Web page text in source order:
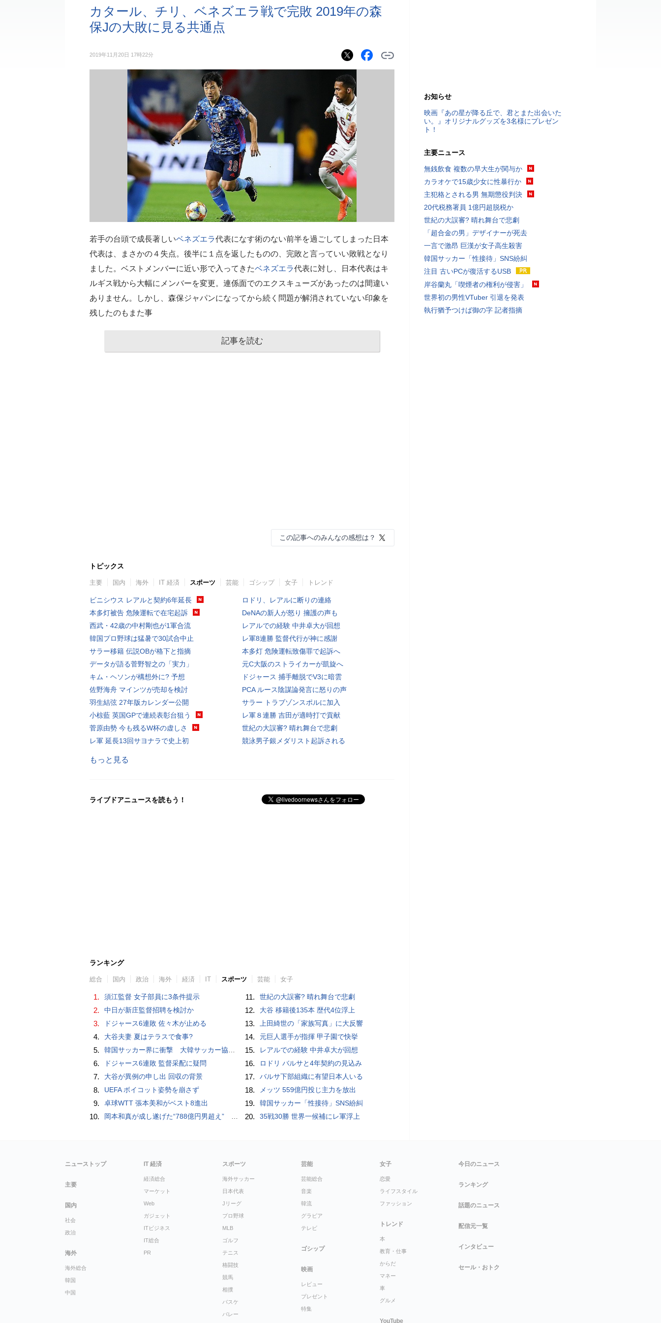
カタール、チリ、ベネズエラ戦で完敗 2019年の森
保Jの大敗に見る共通点
2019年11月20日 17時22分
若手の台頭で成長著しいベネズエラ代表になす術のない前半を過ごしてしまった日本
代表は、まさかの４失点。後半に１点を返したものの、完敗と言っていい敗戦となり
ました。ベストメンバーに近い形で入ってきたベネズエラ代表に対し、日本代表はキ
ルギス戦から大幅にメンバーを変更。連係面でのエクスキューズがあったのは間違い
ありません。しかし、森保ジャパンになってから続く問題が解消されていない印象を
残したのもまた事
記事を読む
この記事へのみんなの感想は？
トピックス
主要 国内 海外 IT 経済 スポーツ 芸能 ゴシップ 女子 トレンド
ビニシウス レアルと契約6年延長
本多灯被告 危険運転で在宅起訴
西武・42歳の中村剛也が1軍合流
韓国プロ野球は猛暑で30試合中止
サラー移籍 伝説OBが格下と指摘
データが語る菅野智之の「実力」
キム・ヘソンが構想外に? 予想
佐野海舟 マインツが売却を検討
羽生結弦 27年版カレンダー公開
小椋藍 英国GPで連続表彰台狙う
菅原由勢 今も残るW杯の虚しさ
レ軍 延長13回サヨナラで史上初
ロドリ、レアルに断りの連絡
DeNAの新人が怒り 擁護の声も
レアルでの経験 中井卓大が回想
レ軍8連勝 監督代行が神に感謝
本多灯 危険運転致傷罪で起訴へ
元C大阪のストライカーが凱旋へ
ドジャース 捕手離脱でV3に暗雲
PCA ルース陰謀論発言に怒りの声
サラー トラブゾンスポルに加入
レ軍８連勝 吉田が適時打で貢献
世紀の大誤審? 晴れ舞台で悲劇
競泳男子銀メダリスト起訴される
もっと見る
ライブドアニュースを読もう！
ランキング
総合 国内 政治 海外 経済 IT スポーツ 芸能 女子
1. 須江監督 女子部員に3条件提示
2. 中日が新庄監督招聘を検討か
3. ドジャース6連敗 佐々木が止める
4. 大谷夫妻 夏はテラスで食事?
5. 韓国サッカー界に衝撃 大韓サッカー協会に外国人審判への“性的接待”疑惑 韓国メディアが報道
6. ドジャース6連敗 監督采配に疑問
7. 大谷が異例の申し出 回収の背景
8. UEFA ボイコット姿勢を崩さず
9. 卓球WTT 張本美和がベスト8進出
10. 岡本和真が成し遂げた“788億円男超え” いつのまにか「3位」…見据える球団記録更新
11. 世紀の大誤審? 晴れ舞台で悲劇
12. 大谷 移籍後135本 歴代4位浮上
13. 上田綺世の「家族写真」に大反響
14. 元巨人選手が指揮 甲子園で快挙
15. レアルでの経験 中井卓大が回想
16. ロドリ バルサと4年契約の見込み
17. バルサ下部組織に有望日本人いる
18. メッツ 559億円投じ主力を放出
19. 韓国サッカー「性接待」SNS紛糾
20. 35戦30勝 世界一候補にレ軍浮上
お知らせ
映画『あの星が降る丘で、君とまた出会いた
い。』オリジナルグッズを3名様にプレゼン
ト！
主要ニュース
無銭飲食 複数の早大生が関与か
カラオケで15歳少女に性暴行か
主犯格とされる男 無期懲役判決
20代税務署員 1億円超脱税か
世紀の大誤審? 晴れ舞台で悲劇
「超合金の男」デザイナーが死去
一言で激昂 巨漢が女子高生殺害
韓国サッカー「性接待」SNS紛糾
注目 古いPCが復活するUSB
岸谷蘭丸「喫煙者の権利が侵害」
世界初の男性VTuber 引退を発表
執行猶予つけば御の字 記者指摘
ニューストップ
主要
国内
社会
政治
海外
海外総合
韓国
中国
IT 経済
経済総合
マーケット
Web
ガジェット
ITビジネス
IT総合
PR
スポーツ
海外サッカー
日本代表
Jリーグ
プロ野球
MLB
ゴルフ
テニス
格闘技
競馬
相撲
バスケ
バレー
芸能
芸能総合
音楽
韓流
グラビア
テレビ
ゴシップ
映画
レビュー
プレゼント
特集
女子
恋愛
ライフスタイル
ファッション
トレンド
本
教育・仕事
からだ
マネー
車
グルメ
YouTube
今日のニュース
ランキング
話題のニュース
配信元一覧
インタビュー
セール・おトク